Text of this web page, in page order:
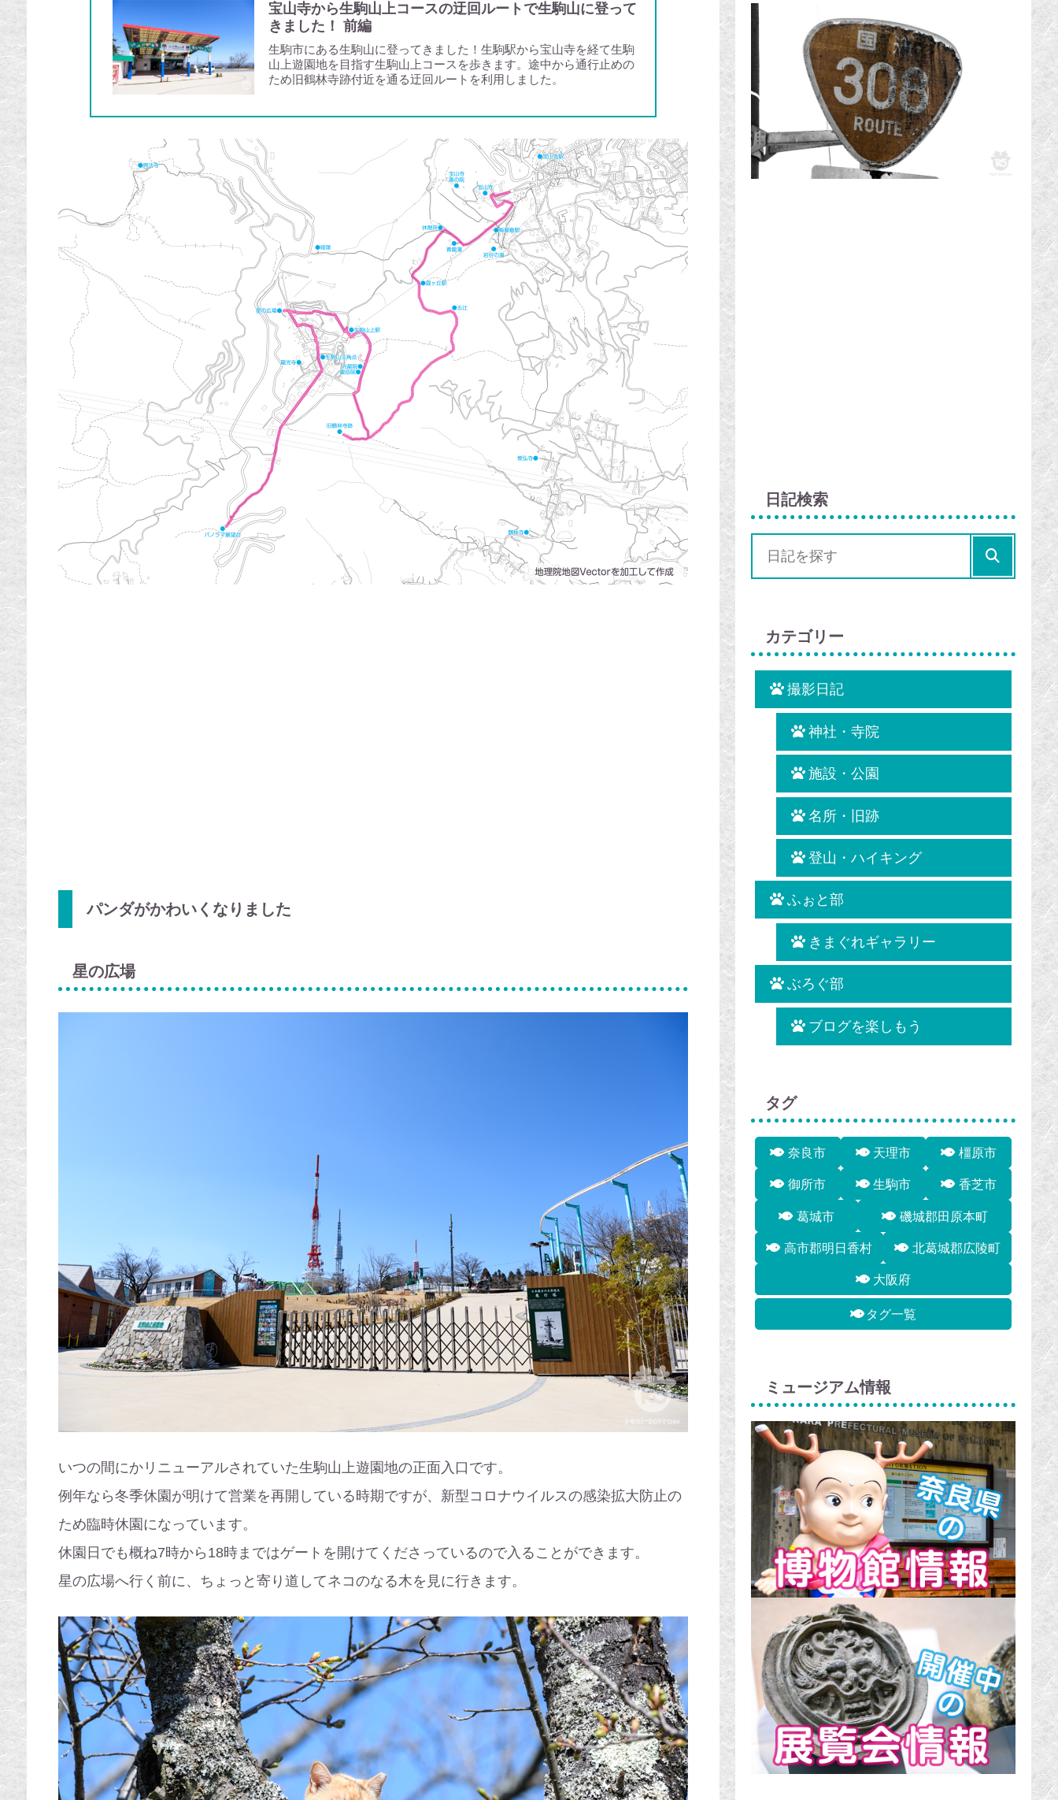
宝山寺から生駒山上コースの迂回ルートで生駒山に登って
きました！ 前編
生駒市にある生駒山に登ってきました！生駒駅から宝山寺を経て生駒
山上遊園地を目指す生駒山上コースを歩きます。途中から通行止めの
ため旧鶴林寺跡付近を通る迂回ルートを利用しました。
パンダがかわいくなりました
星の広場
いつの間にかリニューアルされていた生駒山上遊園地の正面入口です。
例年なら冬季休園が明けて営業を再開している時期ですが、新型コロナウイルスの感染拡大防止の
ため臨時休園になっています。
休園日でも概ね7時から18時まではゲートを開けてくださっているので入ることができます。
星の広場へ行く前に、ちょっと寄り道してネコのなる木を見に行きます。
日記検索
カテゴリー
撮影日記
神社・寺院
施設・公園
名所・旧跡
登山・ハイキング
ふぉと部
きまぐれギャラリー
ぶろぐ部
ブログを楽しもう
タグ
奈良市 天理市 橿原市
御所市 生駒市 香芝市
葛城市 磯城郡田原本町
高市郡明日香村 北葛城郡広陵町
大阪府
タグ一覧
ミュージアム情報